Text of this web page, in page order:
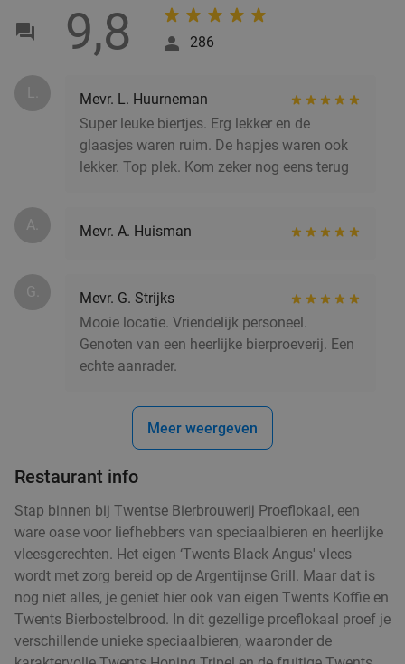
9,8 286
Mevr. L. Huurneman
Super leuke biertjes. Erg lekker en de
glaasjes waren ruim. De hapjes waren ook
lekker. Top plek. Kom zeker nog eens terug
A. Mevr. A. Huisman
G.
Mevr. G. Strijks
Mooie locatie. Vriendelijk personeel.
Genoten van een heerlijke bierproeverij. Een
echte aanrader.
Meer weergeven
Restaurant info
Stap binnen bij Twentse Bierbrouwerij Proeflokaal, een
ware oase voor liefhebbers van speciaalbieren en heerlijke
vleesgerechten. Het eigen ‘Twents Black Angus' vlees
wordt met zorg bereid op de Argentijnse Grill. Maar dat is
nog niet alles, je geniet hier ook van eigen Twents Koffie en
Twents Bierbostelbrood. In dit gezellige proeflokaal proef je
verschillende unieke speciaalbieren, waaronder de